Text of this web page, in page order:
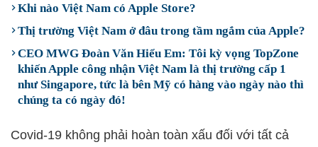
Khi nào Việt Nam có Apple Store?
Thị trường Việt Nam ở đâu trong tầm ngắm của Apple?
CEO MWG Đoàn Văn Hiểu Em: Tôi kỳ vọng TopZone
khiến Apple công nhận Việt Nam là thị trường cấp 1
như Singapore, tức là bên Mỹ có hàng vào ngày nào thì
chúng ta có ngày đó!
Covid-19 không phải hoàn toàn xấu đối với tất cả